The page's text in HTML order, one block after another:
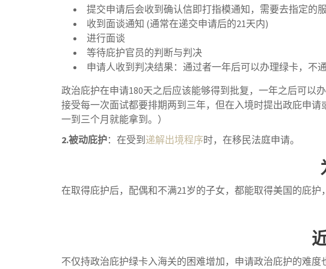
提交申请后会收到确认信即打指模通知，需要去指定的
收到面谈通知 (通常在递交申请后的21天内)
进行面谈
等待庇护官员的判断与判决
申请人收到判决结果：通过者一年后可以办理绿卡，不
政治庇护在申请180天之后应该能够得到批复，一年之后可以
接受每一次面试都要排期两到三年，但在入境时提出政庇申
一到三个月就能拿到。）
2.被动庇护：在受到 递解出境程序时，在移民法庭申请。
在取得庇护后，配偶和不满21岁的子女，都能取得美国的庇护
不仅持政治庇护绿卡入海关的困难增加，申请政治庇护的难度